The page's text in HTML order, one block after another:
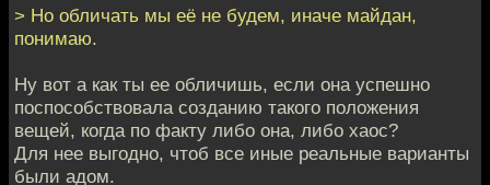
> Но обличать мы её не будем, иначе майдан,
понимаю.
Ну вот а как ты ее обличишь, если она успешно
поспособствовала созданию такого положения
вещей, когда по факту либо она, либо хаос?
Для нее выгодно, чтоб все иные реальные варианты
были адом.